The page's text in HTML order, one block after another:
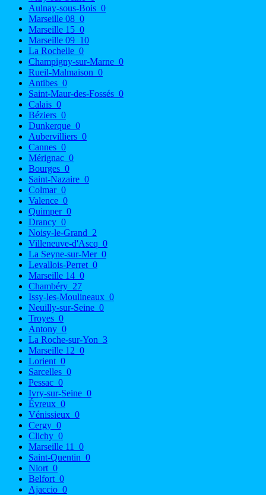
Aulnay-sous-Bois 0
Marseille 08 0
Marseille 15 0
Marseille 09 10
La Rochelle 0
Champigny-sur-Marne 0
Rueil-Malmaison 0
Antibes 0
Saint-Maur-des-Fossés 0
Calais 0
Béziers 0
Dunkerque 0
Aubervilliers 0
Cannes 0
Mérignac 0
Bourges 0
Saint-Nazaire 0
Colmar 0
Valence 0
Quimper 0
Drancy 0
Noisy-le-Grand 2
Villeneuve-d'Ascq 0
La Seyne-sur-Mer 0
Levallois-Perret 0
Marseille 14 0
Chambéry 27
Issy-les-Moulineaux 0
Neuilly-sur-Seine 0
Troyes 0
Antony 0
La Roche-sur-Yon 3
Marseille 12 0
Lorient 0
Sarcelles 0
Pessac 0
Ivry-sur-Seine 0
Évreux 0
Vénissieux 0
Cergy 0
Clichy 0
Marseille 11
0
Saint-Quentin 0
Niort 0
Belfort 0
Ajaccio 0